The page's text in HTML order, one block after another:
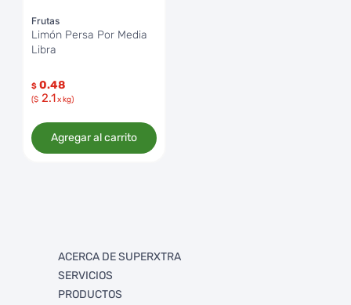
Frutas
Limón Persa Por Media
Libra
$ 0.48
($ 2.1x kg)
Agregar al carrito
ACERCA DE SUPERXTRA
Quienes somos
Trabaja con Nosotros
SERVICIOS
FullXtra
PRODUCTOS